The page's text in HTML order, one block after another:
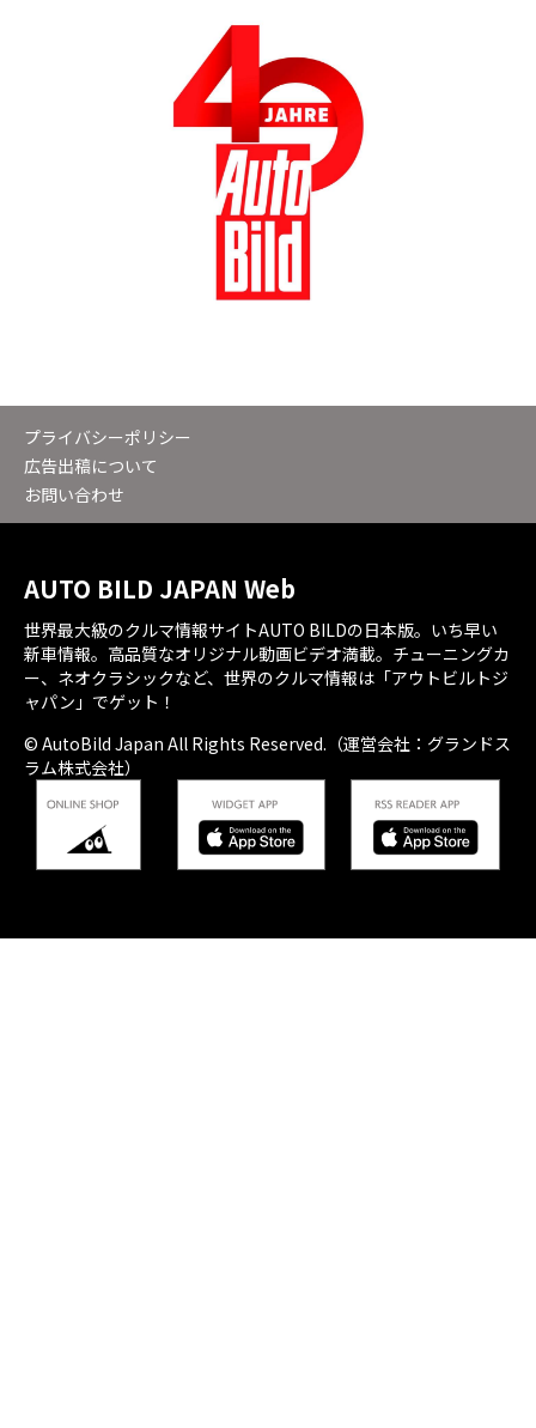
プライバシーポリシー
広告出稿について
お問い合わせ
AUTO BILD JAPAN Web
世界最大級のクルマ情報サイトAUTO BILDの日本版。いち早い
新車情報。高品質なオリジナル動画ビデオ満載。チューニングカ
ー、ネオクラシックなど、世界のクルマ情報は「アウトビルトジ
ャパン」でゲット！
© AutoBild Japan All Rights Reserved.（運営会社：グランドス
ラム株式会社）